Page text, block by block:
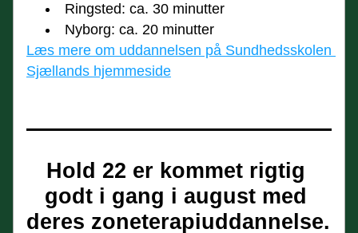
Ringsted: ca. 30 minutter
Nyborg: ca. 20 minutter
Læs mere om uddannelsen på Sundhedsskolen
Sjællands hjemmeside
Hold 22 er kommet rigtig
godt i gang i august med